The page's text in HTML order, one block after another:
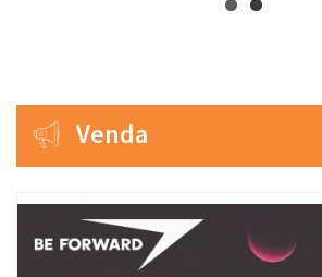
Venda